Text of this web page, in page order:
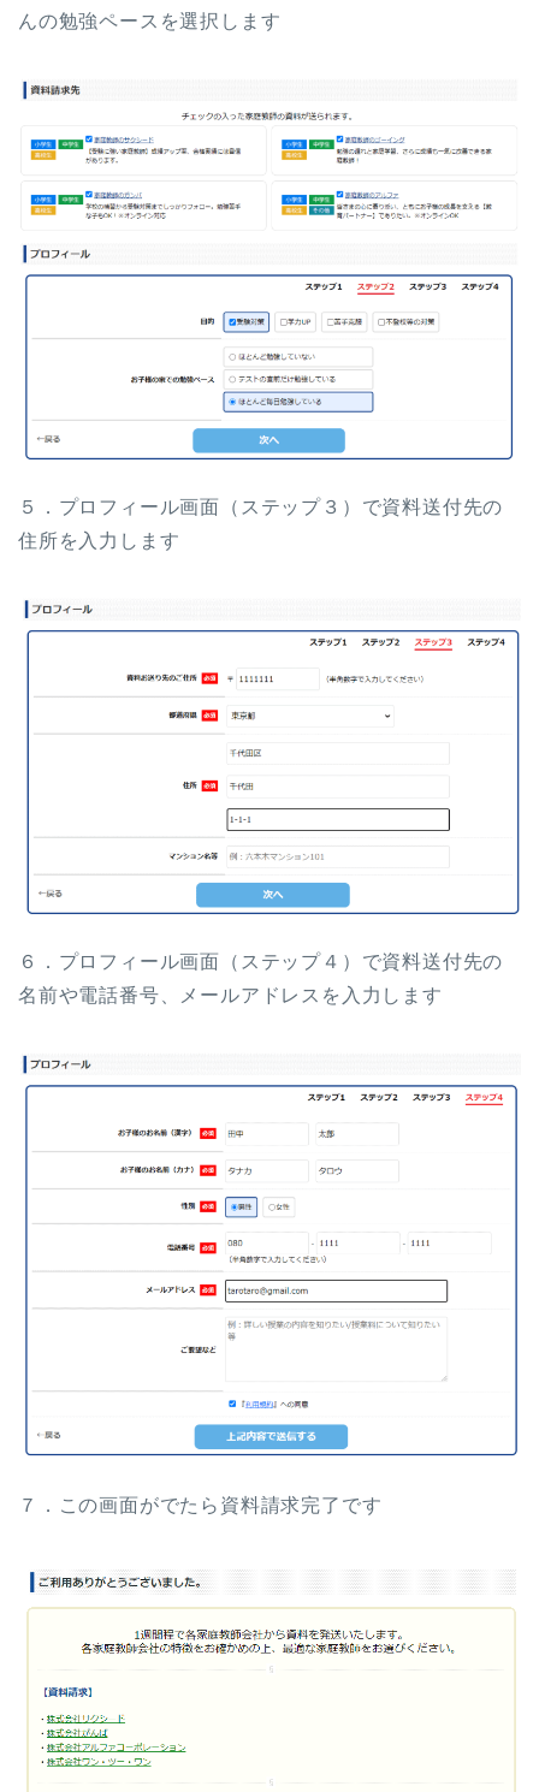
んの勉強ペースを選択します
５．プロフィール画面（ステップ３）で資料送付先の
住所を入力します
６．プロフィール画面（ステップ４）で資料送付先の
名前や電話番号、メールアドレスを入力します
７．この画面がでたら資料請求完了です